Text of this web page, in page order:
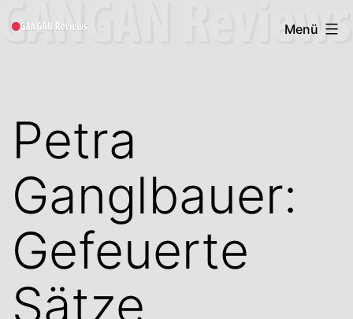
Gangan
Menü
Petra
Ganglbauer:
Gefeuerte
Sätze